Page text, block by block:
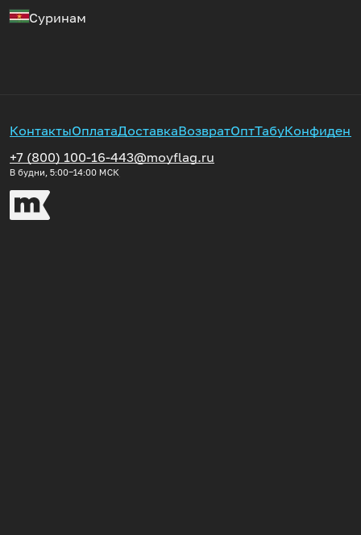
Суринам
КонтактыОплатаДоставкаВозвратОптТабу
+7 (800) 100-16-44
В будни, 5:00‒14:00 МСК
3@moyflag.ru